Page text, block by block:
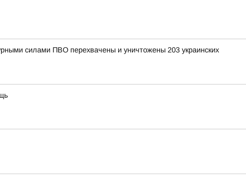
силами ПВО перехвачены и уничтожены 203 украинских